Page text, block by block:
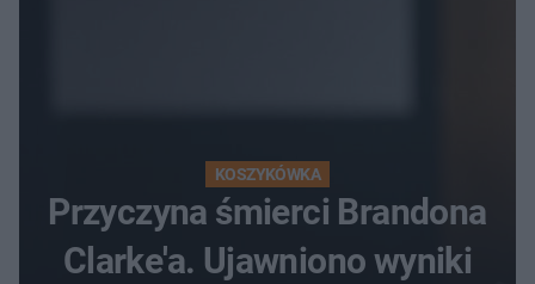
KOSZYKÓWKA
Przyczyna śmierci Brandona
Clarke'a. Ujawniono wyniki